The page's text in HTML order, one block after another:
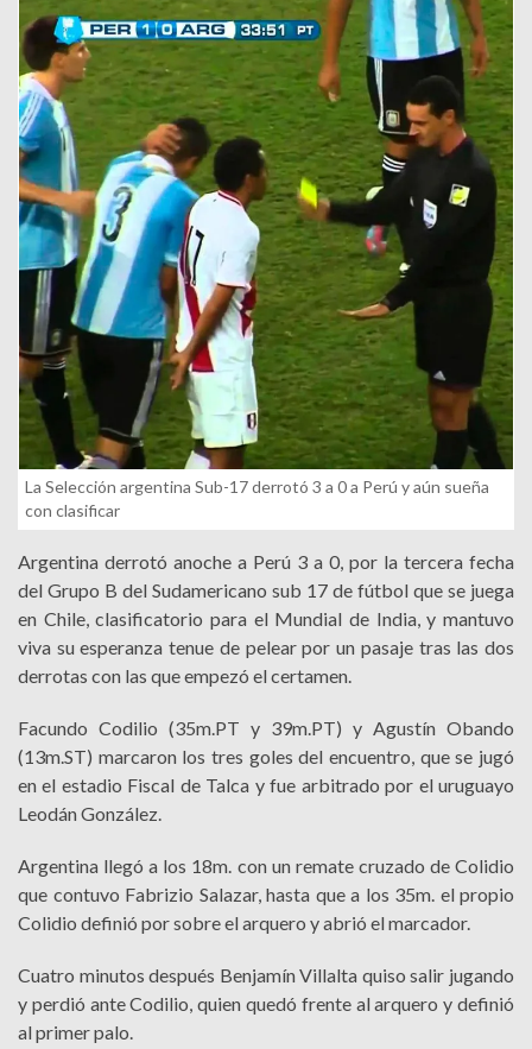
La Selección argentina Sub-17 derrotó 3 a 0 a Perú y aún sueña
con clasificar
Argentina derrotó anoche a Perú 3 a 0, por la tercera fecha
del Grupo B del Sudamericano sub 17 de fútbol que se juega
en Chile, clasificatorio para el Mundial de India, y mantuvo
viva su esperanza tenue de pelear por un pasaje tras las dos
derrotas con las que empezó el certamen.
Facundo Codilio (35m.PT y 39m.PT) y Agustín Obando
(13m.ST) marcaron los tres goles del encuentro, que se jugó
en el estadio Fiscal de Talca y fue arbitrado por el uruguayo
Leodán González.
Argentina llegó a los 18m. con un remate cruzado de Colidio
que contuvo Fabrizio Salazar, hasta que a los 35m. el propio
Colidio definió por sobre el arquero y abrió el marcador.
Cuatro minutos después Benjamín Villalta quiso salir jugando
y perdió ante Codilio, quien quedó frente al arquero y definió
al primer palo.